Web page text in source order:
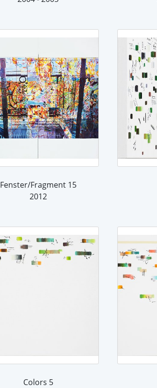
Fenster/Fragment 15
2012
Colors 5